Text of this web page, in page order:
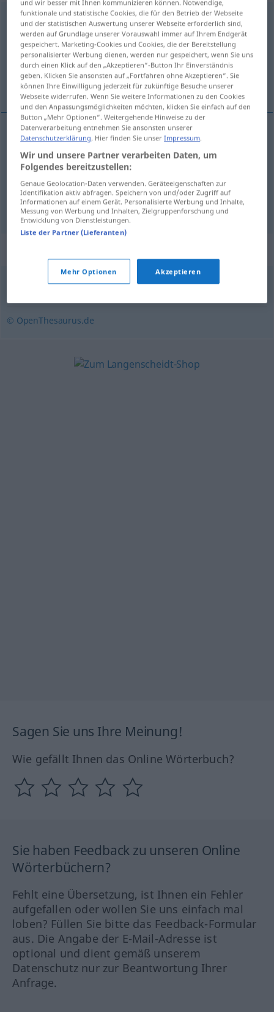
Heldengedicht n
Übersicht aller Übersetzungen
(Für mehr Details die Übersetzung anklicken/antippen)
poema épico, epopeya, cantar de gesta
epopeya
cantarmdegesta Heldengedicht
© OpenThesaurus.de
Sagen Sie uns Ihre Meinung!
Wie gefällt Ihnen das Online Wörterbuch?
Sie haben Feedback zu unseren Online
Wörterbüchern?
Fehlt eine Übersetzung, ist Ihnen ein Fehler
aufgefallen oder wollen Sie uns einfach mal
loben? Füllen Sie bitte das Feedback-Formular
aus. Die Angabe der E-Mail-Adresse ist
optional und dient gemäß unserem
Datenschutz nur zur Beantwortung Ihrer
Anfrage.
und wir besser mit Ihnen kommunizieren können. Notwendige,
funktionale und statistische Cookies, die für den Betrieb der Webseite
und der statistischen Auswertung unserer Webseite erforderlich sind,
werden auf Grundlage unserer Vorauswahl immer auf Ihrem Endgerät
gespeichert. Marketing-Cookies und Cookies, die der Bereitstellung
personalisierter Werbung dienen, werden nur gespeichert, wenn Sie uns
durch einen Klick auf den „Akzeptieren“-Button Ihr Einverständnis
geben. Klicken Sie ansonsten auf „Fortfahren ohne Akzeptieren“. Sie
können Ihre Einwilligung jederzeit für zukünftige Besuche unserer
Webseite widerrufen. Wenn Sie weitere Informationen zu den Cookies
und den Anpassungsmöglichkeiten möchten, klicken Sie einfach auf den
Button „Mehr Optionen“. Weitergehende Hinweise zu der
Datenverarbeitung entnehmen Sie ansonsten unserer
Datenschutzerklärung. Hier finden Sie unserImpressum.
Wir und unsere Partner verarbeiten Daten, um
Folgendes bereitzustellen:
Genaue Geolocation-Daten verwenden. Geräteeigenschaften zur
Identifikation aktiv abfragen. Speichern von und/oder Zugriff auf
Informationen auf einem Gerät. Personalisierte Werbung und Inhalte,
Messung von Werbung und Inhalten, Zielgruppenforschung und
Entwicklung von Dienstleistungen.
Liste der Partner (Lieferanten)
Mehr Optionen Akzeptieren